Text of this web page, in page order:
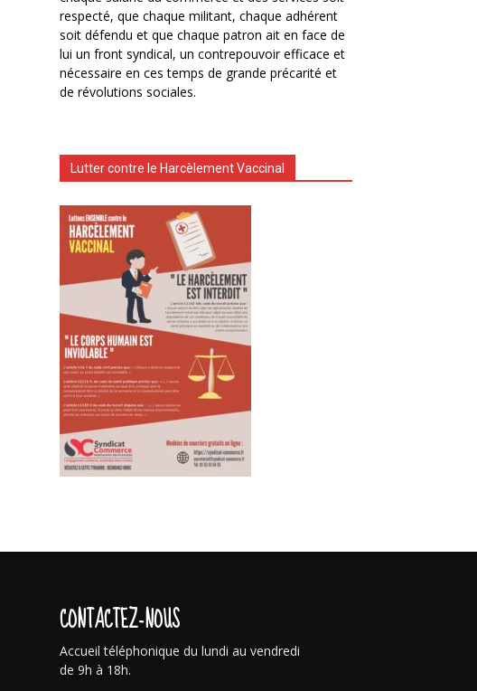
respecté, que chaque militant, chaque adhérent
soit défendu et que chaque patron ait en face de
lui un front syndical, un contrepouvoir efficace et
nécessaire en ces temps de grande précarité et
de révolutions sociales.
Lutter contre le Harcèlement Vaccinal
CONTACTEZ-NOUS
Accueil téléphonique du lundi au vendredi
de 9h à 18h.